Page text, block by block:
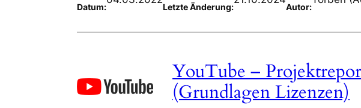
Datum: Letzte Änderung: Autor:
YouTube –
(Grundlagen Lizenzen)